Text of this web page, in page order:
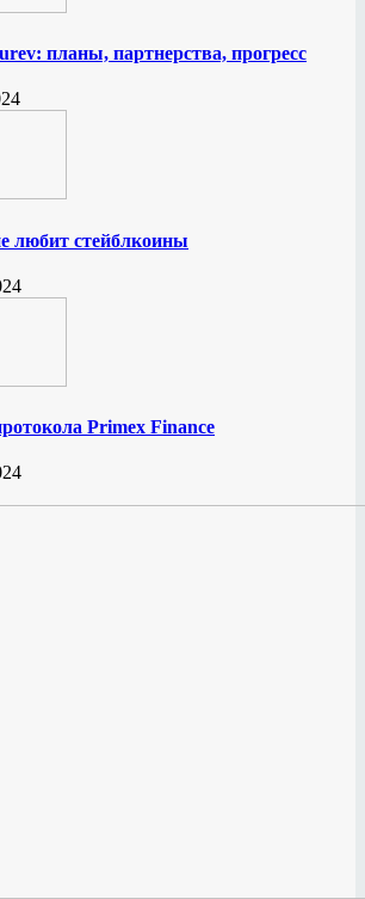
планы, партнерства, прогресс
стейблкоины
Primex Finance